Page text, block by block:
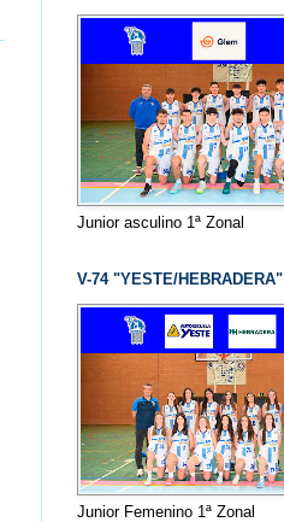
Junior asculino 1ª Zonal
V-74 "YESTE/HEBRADERA"
Junior Femenino 1ª Zonal